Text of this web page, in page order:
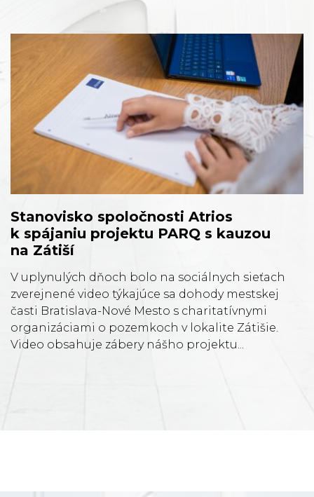
Stanovisko spoločnosti Atrios
k spájaniu projektu PARQ s kauzou
na Zátiší
V uplynulých dňoch bolo na sociálnych sieťach
zverejnené video týkajúce sa dohody mestskej
časti Bratislava-Nové Mesto s charitatívnymi
organizáciami o pozemkoch v lokalite Zátišie.
Video obsahuje zábery nášho projektu...